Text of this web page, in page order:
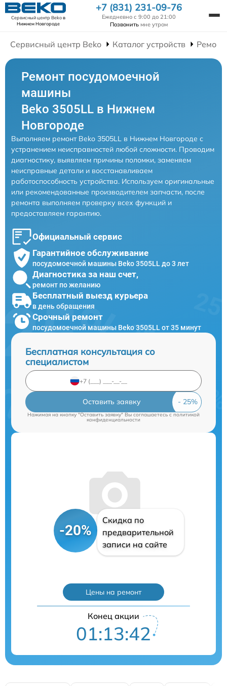
Сервисный центр Bekoв
Нижнем Новгороде
+7 (831) 231-09-76
Ежедневно с 9:00 до 21:00
Позвонить мне утром
Сервисный центр Beko Каталог устройств
Ремонт посудомоечной
машины
Beko 3505LL в Нижнем
Новгороде
Выполняем ремонт Beko 3505LL в Нижнем Новгороде с
устранением неисправностей любой сложности. Проводим
диагностику, выявляем причины поломки, заменяем
неисправные детали и восстанавливаем
работоспособность устройства. Используем оригинальные
или рекомендованные производителем запчасти, после
ремонта выполняем проверку всех функций и
предоставляем гарантию.
Официальный сервис
Гарантийное обслуживание
посудомоечной машины Beko 3505LL до 3 лет
Диагностика за наш счет,
ремонт по желанию
Бесплатный выезд курьера
в день обращения
Срочный ремонт
посудомоечной машины Beko 3505LL от 35 минут
Бесплатная консультация со
специалистом
Оставить заявку
Нажимая на кнопку "Оставить заявку" Вы соглашаетесь cполитикой
конфиденциальности
-20%
Скидка по
предварительной
записи на сайте
Цены на ремонт
Конец акции
01:13:41